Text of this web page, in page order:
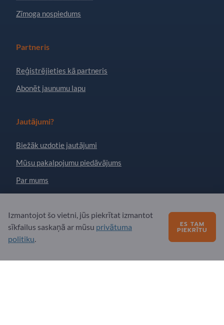
Zīmoga nospiedums
Partneris
Reģistrējieties kā partneris
Abonēt jaunumu lapu
Jautājumi?
Biežāk uzdotie jautājumi
Mūsu pakalpojumu piedāvājums
Par mums
Exportpages International Network
Exportpages International GmbH
Becker-Göring-Straße 15
Izmantojot šo vietni, jūs piekrītat izmantot
sīkfailus saskaņā ar mūsu privātuma
politiku.
ES TAM
PIEKRĪTU